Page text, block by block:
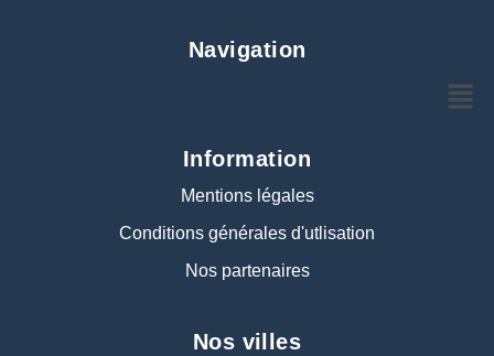
Navigation
Information
Mentions légales
Conditions générales d'utlisation
Nos partenaires
Nos villes